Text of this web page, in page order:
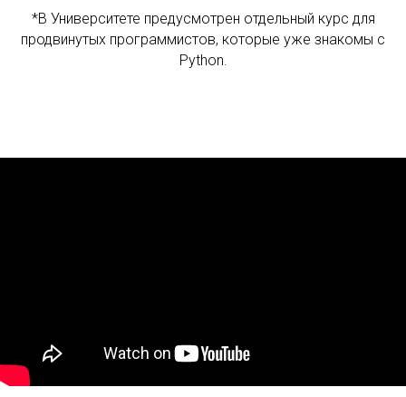
*В Университете предусмотрен отдельный курс для
продвинутых программистов, которые уже знакомы с
Python.